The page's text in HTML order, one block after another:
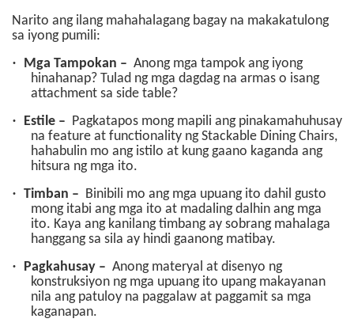
Narito ang ilang mahahalagang bagay na makakatulong
sa iyong pumili:
· Mga Tampokan – Anong mga tampok ang iyong
hinahanap? Tulad ng mga dagdag na armas o isang
attachment sa side table?
· Estile – Pagkatapos mong mapili ang pinakamahuhusay
na feature at functionality ng Stackable Dining Chairs,
hahabulin mo ang istilo at kung gaano kaganda ang
hitsura ng mga ito.
· Timban – Binibili mo ang mga upuang ito dahil gusto
mong itabi ang mga ito at madaling dalhin ang mga
ito. Kaya ang kanilang timbang ay sobrang mahalaga
hanggang sa sila ay hindi gaanong matibay.
· Pagkahusay – Anong materyal at disenyo ng
konstruksiyon ng mga upuang ito upang makayanan
nila ang patuloy na paggalaw at paggamit sa mga
kaganapan.